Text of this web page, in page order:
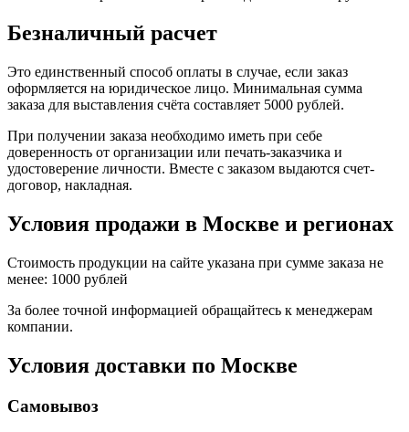
Безналичный расчет
Это единственный способ оплаты в случае, если заказ
оформляется на юридическое лицо. Минимальная сумма
заказа для выставления счёта составляет 5000 рублей.
При получении заказа необходимо иметь при себе
доверенность от организации или печать-заказчика и
удостоверение личности. Вместе с заказом выдаются счет-
договор, накладная.
Условия продажи в Москве и регионах
Стоимость продукции на сайте указана при сумме заказа не
менее: 1000 рублей
За более точной информацией обращайтесь к менеджерам
компании.
Условия доставки по Москве
Самовывоз